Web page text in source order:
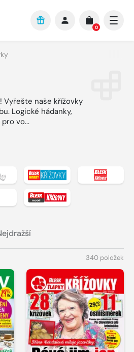
0
Vyřešte naše křížovky
Logické hádanky,
pro vo...
Aha! křížovky
detail titulu Aha! pro ženy
Zobrazit detail titulu
Zobrazit
BLESK pro ženy křížovky
detail titulu BLESK tlapky
Zobrazit detail titulu
340 položek